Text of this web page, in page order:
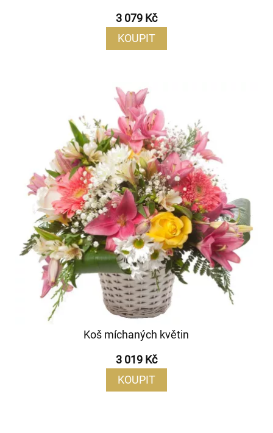
3 079 Kč
KOUPIT
Koš míchaných květin
3 019 Kč
KOUPIT